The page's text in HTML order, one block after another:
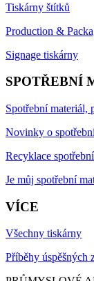
Tiskárny štítků
Production &
Signage tiskárny
SPOTŘEBNÍ
Spotřební materiál,
Novinky o
Recyklace
Je můj spotřební
VÍCE
Všechny tiskárny
Příběhy úspěšných